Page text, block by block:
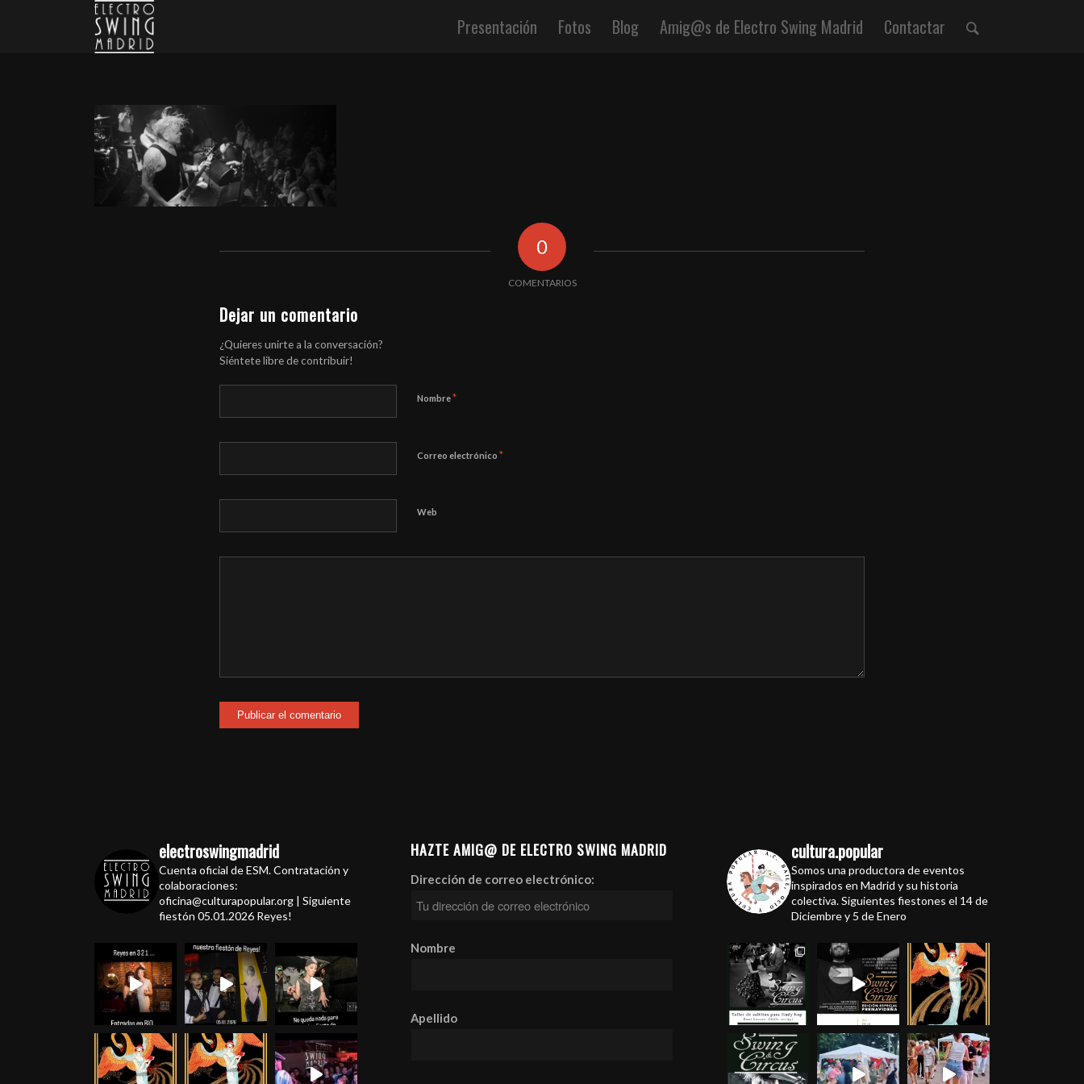
Presentación Fotos Blog Amig@s de Electro Swing Madrid Contactar
0
COMENTARIOS
Dejar un comentario
¿Quieres unirte a la conversación?
Siéntete libre de contribuir!
Nombre*
Correo electrónico *
Web
electroswingmadrid
Cuenta oficial de ESM. Contratación y
colaboraciones:
oficina@culturapopular.org | Siguiente
fiestón 05.01.2026 Reyes!
HAZTE AMIG@ DE ELECTRO SWING MADRID
Dirección de correo electrónico:
Nombre
Apellido
cultura.popular
Somos una productora de eventos
inspirados en Madrid y su historia
colectiva. Siguientes fiestones el 14 de
Diciembre y 5 de Enero